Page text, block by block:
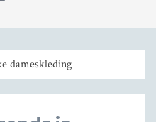
dameskleding